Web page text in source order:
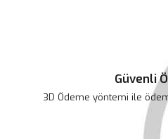
Güvenli
3D Ödeme yöntemi ile